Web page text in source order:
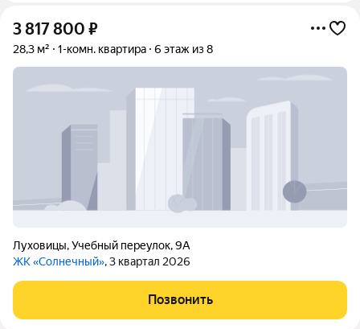
3 817 800 ₽
28,3 м² 1-комн. квартира 6 этаж из 8
Луховицы,Учебный переулок,9А
ЖК «Солнечный», 3 квартал 2026
Позвонить